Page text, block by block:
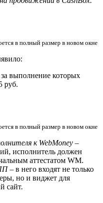
в полный размер в новом окне
выполнение которых
руб.
в полный размер в новом окне
к WebMoney –
исполнитель должен
аттестатом WM.
– в него входят не только
но и виджет для
сайт.